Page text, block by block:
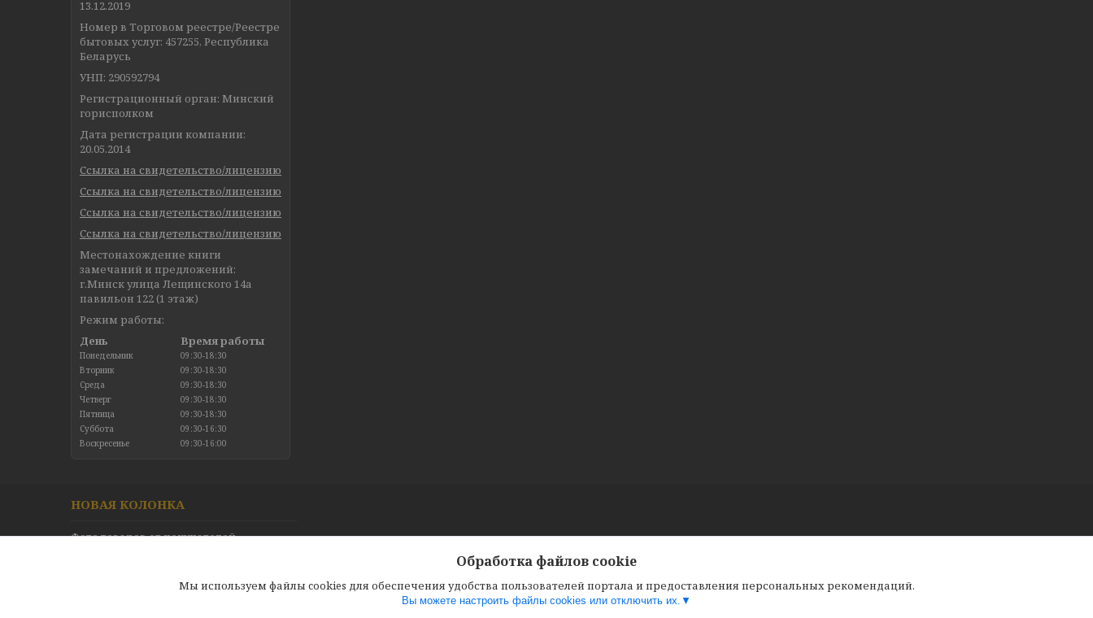
13.12.2019
Номер в Торговом реестре/Реестре
бытовых услуг: 457255, Республика
Беларусь
УНП: 290592794
Регистрационный орган: Минский
горисполком
Дата регистрации компании:
20.05.2014
Ссылка на свидетельство/лицензию
Ссылка на свидетельство/лицензию
Ссылка на свидетельство/лицензию
Ссылка на свидетельство/лицензию
Местонахождение книги
замечаний и предложений:
г.Минск улица Лещинского 14а
павильон 122 (1 этаж)
Режим работы:
День
Время работы
Понедельник
09:30-18:30
Вторник
09:30-18:30
Среда
09:30-18:30
Четверг
09:30-18:30
Пятница
09:30-18:30
Суббота
09:30-16:30
Воскресенье
09:30-16:00
НОВАЯ КОЛОНКА
Фото товаров от покупателей
Обработка файлов cookie
Мы используем файлы cookies для обеспечения удобства пользователей портала и предоставления персональных рекомендаций.
Вы можете настроить файлы cookies или отключить их.